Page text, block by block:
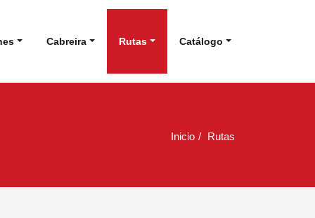
Cabreira Rutas Catálogo
Inicio Rutas